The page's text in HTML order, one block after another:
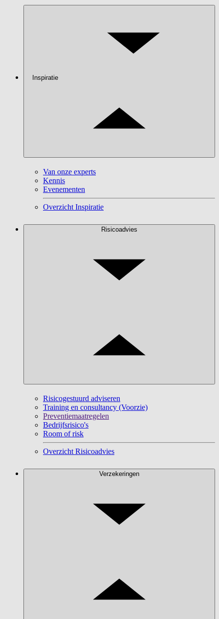
Inspiratie
Van onze experts
Kennis
Evenementen
Overzicht Inspiratie
Risicoadvies
Risicogestuurd adviseren
Training en consultancy (Voorzie)
Preventiemaatregelen
Bedrijfsrisico's
Room of risk
Overzicht Risicoadvies
Verzekeringen